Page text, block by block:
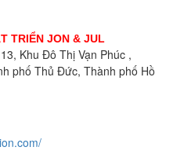
TRIỂN JON & JUL
Khu Đô Thị Vạn Phúc ,
phố Thủ Đức, Thành phố Hồ